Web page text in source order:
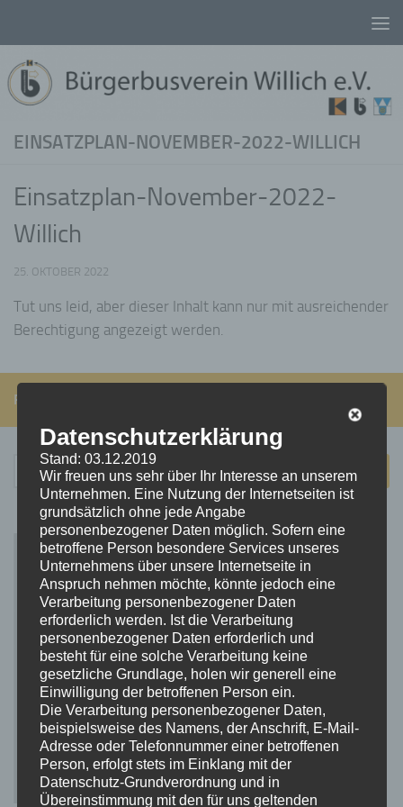
EINSATZPLAN-NOVEMBER-2022-WILLICH
Einsatzplan-November-2022-
Willich
25. OKTOBER 2022
Tut uns leid, aber dieser Inhalt kann nur mit ausreichender
Berechtigung angezeigt werden.
FOLGEN:
Suchen
nach:
Datenschutzerklärung
Stand: 03.12.2019
Wir freuen uns sehr über Ihr Interesse an unserem
Unternehmen. Eine Nutzung der Internetseiten ist
grundsätzlich ohne jede Angabe
personenbezogener Daten möglich. Sofern eine
betroffene Person besondere Services unseres
Unternehmens über unsere Internetseite in
Anspruch nehmen möchte, könnte jedoch eine
Verarbeitung personenbezogener Daten
erforderlich werden. Ist die Verarbeitung
personenbezogener Daten erforderlich und
besteht für eine solche Verarbeitung keine
gesetzliche Grundlage, holen wir generell eine
Einwilligung der betroffenen Person ein.
Die Verarbeitung personenbezogener Daten,
beispielsweise des Namens, der Anschrift, E-Mail-
Adresse oder Telefonnummer einer betroffenen
Person, erfolgt stets im Einklang mit der
Datenschutz-Grundverordnung und in
Übereinstimmung mit den für uns geltenden